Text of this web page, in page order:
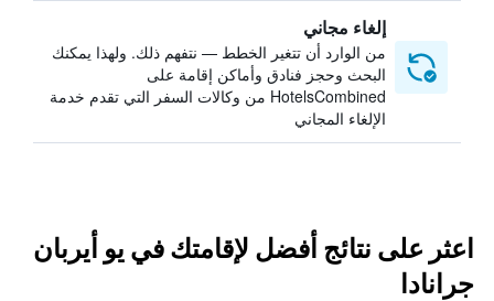
إلغاء مجاني
من الوارد أن تتغير الخطط — نتفهم ذلك. ولهذا يمكنك
البحث وحجز فنادق وأماكن إقامة على
HotelsCombined من وكالات السفر التي تقدم خدمة
الإلغاء المجاني
اعثر على نتائج أفضل لإقامتك في يو أيربان
جرانادا